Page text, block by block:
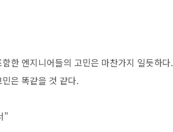
한 엔지니어들의 고민은 마찬가지 일듯하다.
은 똑같을 것 같다.
"